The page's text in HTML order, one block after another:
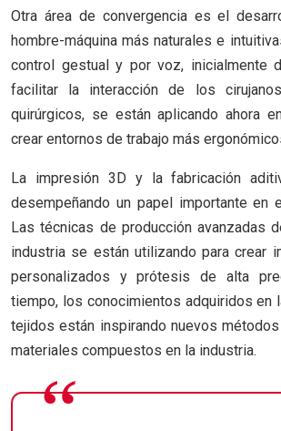
Otra área de convergencia es el
hombre-máquina más naturales e
control gestual y por voz, inicialmente
facilitar la interacción de los
quirúrgicos, se están aplicando ahora
crear entornos de trabajo más
La impresión 3D y la fabricación
desempeñando un papel importante en
Las técnicas de producción avanzadas
industria se están utilizando para crear
personalizados y prótesis de alta
tiempo, los conocimientos adquiridos en
tejidos están inspirando nuevos
materiales compuestos en la industria.